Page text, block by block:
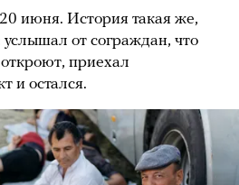
июня. История такая же,
от сограждан, что
приехал
и остался.